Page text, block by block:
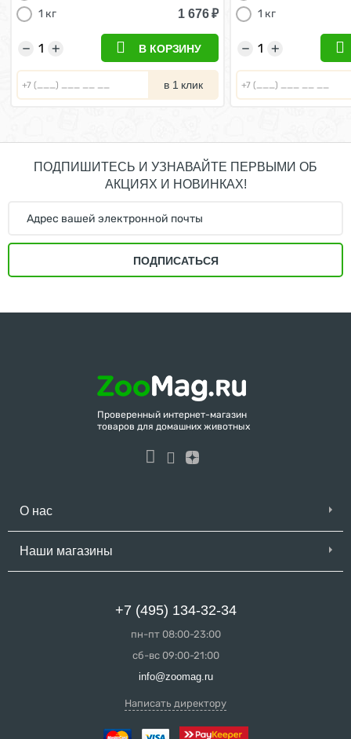
1 кг
1 676₽
+
− В КОРЗИНУ
в 1 клик
1 кг
+
−
ПОДПИШИТЕСЬ И УЗНАВАЙТЕ ПЕРВЫМИ ОБ
АКЦИЯХ И НОВИНКАХ!
ПОДПИСАТЬСЯ
Проверенный интернет-магазин
товаров для домашних животных
О нас
Наши магазины
+7 (495) 134-32-34
пн-пт 08:00-23:00
сб-вс 09:00-21:00
info@zoomag.ru
Написать директору